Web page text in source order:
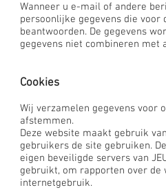
Wanneer u e-mail of andere
persoonlijke gegevens die
beantwoorden. De gegevens
gegevens niet combineren met
Cookies
Wij verzamelen gegevens voor
afstemmen.
Deze website maakt gebruik
gebruikers de site gebruiken.
eigen beveiligde servers van
gebruikt, om rapporten over
internetgebruik.